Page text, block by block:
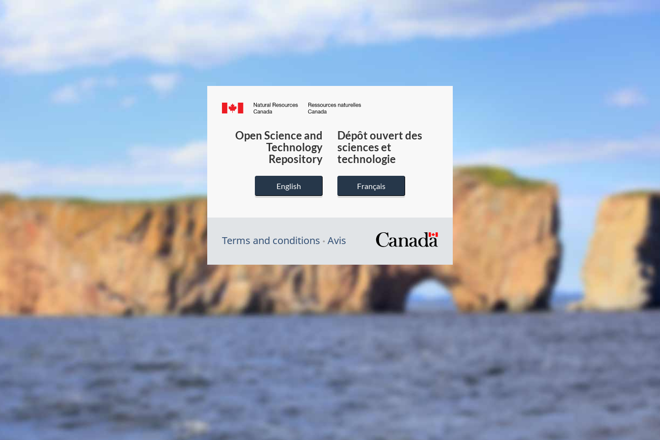
Canada.ca
du
Canada
Open Science and
Technology
Repository
English
Dépôt ouvert des
sciences et
technologie
Français
Terms and conditions Avis
/
du
gouvernement
du